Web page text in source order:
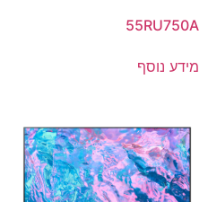
55RU750A
מידע נוסף